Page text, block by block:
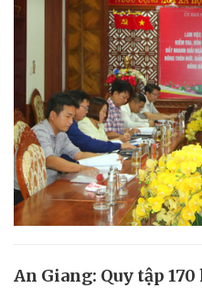
An Giang: Quy tập